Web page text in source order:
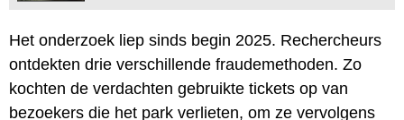
Het onderzoek liep sinds begin 2025. Rechercheurs
ontdekten drie verschillende fraudemethoden. Zo
kochten de verdachten gebruikte tickets op van
bezoekers die het park verlieten, om ze vervolgens